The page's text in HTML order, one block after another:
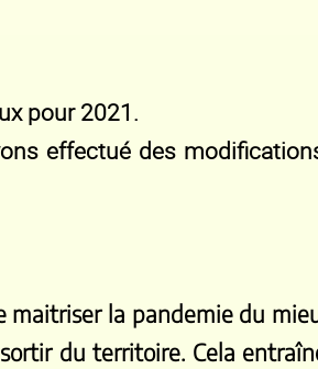
pour 2021.
effectué des
la pandemie du
du territoire. Cela